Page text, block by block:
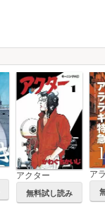
アクター
無料試し読み